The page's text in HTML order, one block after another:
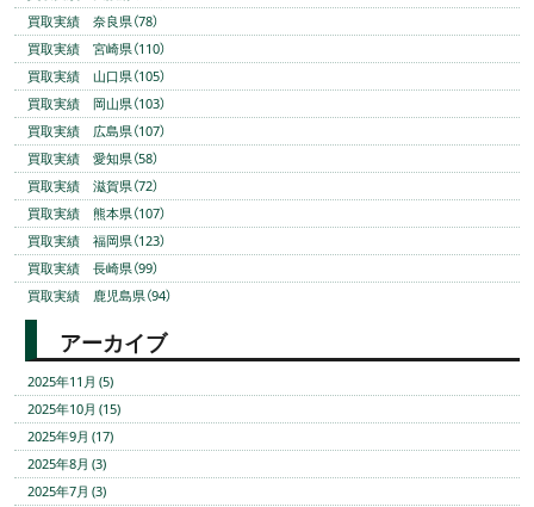
買取実績 奈良県（78）
買取実績 宮崎県（110）
買取実績 山口県（105）
買取実績 岡山県（103）
買取実績 広島県（107）
買取実績 愛知県（58）
買取実績 滋賀県（72）
買取実績 熊本県（107）
買取実績 福岡県（123）
買取実績 長崎県（99）
買取実績 鹿児島県（94）
アーカイブ
2025年11月 (5)
2025年10月 (15)
2025年9月 (17)
2025年8月 (3)
2025年7月 (3)